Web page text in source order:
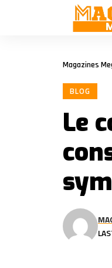
Magazines
BLOG
Le